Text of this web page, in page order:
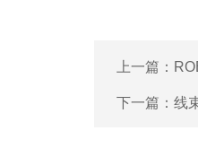
上一篇：
下一篇： 线